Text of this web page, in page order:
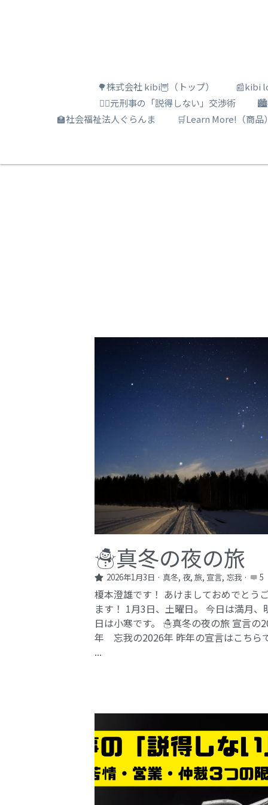
🌳株式会社 kibi🦉（トップ）
📰kibi
🕵️‍♂️元刑事の「説得しない」交渉術
🏙️
🏫社会福祉法人ぐらんま
🛒Learn More!（商品
☃️真冬の夜の旅
2026年1月3日 · 真冬, 夜, 旅, 宣言, 忘我· 5
榎本澄雄です！ あけましておめでとう
ます！ 1月3日、土曜日。 今日は満月、
日は小寒です。 ☃️真冬の夜の旅 宣言の
年 忘我の2026年​ 昨年の宣言はこちら
...